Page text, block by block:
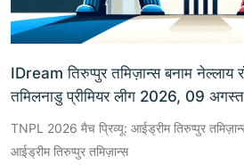
IDream तिरुप्पुर तमिज़ान्स बनाम नेल्लाय
तमिलनाडु प्रीमियर लीग 2026, 09
TNPL 2026 मैच प्रिव्यू: आईड्रीम तिरुप्पुर
आईड्रीम तिरुप्पुर तमिज़ान्स